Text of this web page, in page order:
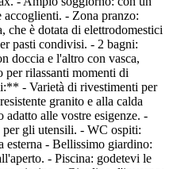
accoglienti. - Zona pranzo:
che è dotata di elettrodomestici
pasti condivisi. - 2 bagni:
doccia e l'altro con vasca,
per rilassanti momenti di
- Varietà di rivestimenti per
granito e alla calda
alle vostre esigenze. -
gli utensili. - WC ospiti:
- Bellissimo giardino:
- Piscina: godetevi le